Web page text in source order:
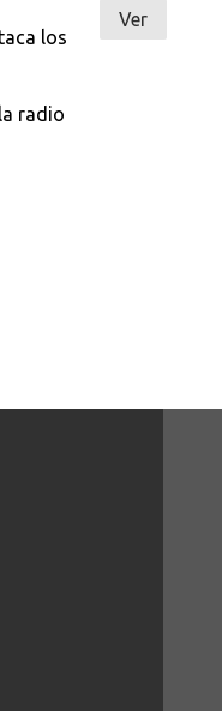
los
radio
Ver